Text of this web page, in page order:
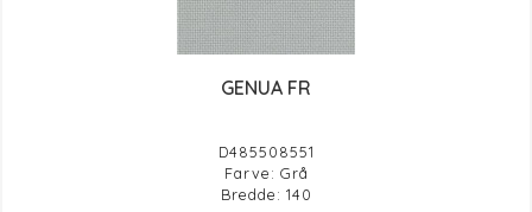
GENUA FR
D485508551
Farve: Grå
Bredde: 140